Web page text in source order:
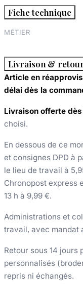
Fiche technique
MÉTIER
Livraison &
Article en
délai dès la
Livraison offerte
choisi.
En dessous de ce
et consignes DPD à
le lieu de travail à
Chronopost express
13 h à 9,99 €.
Administrations et
travail, avec mandat
Retour sous 14
personnalisés
repris ni échangés.